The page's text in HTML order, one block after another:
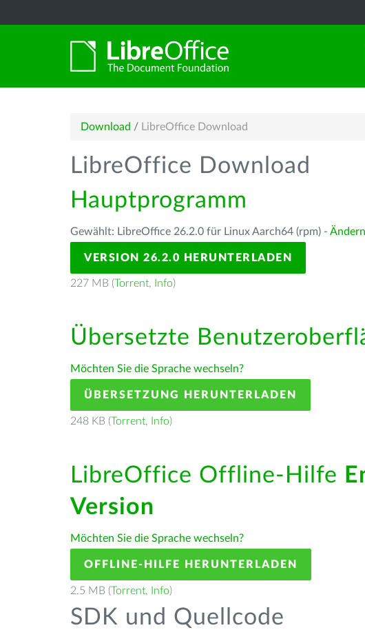
Download / LibreOffice Download
LibreOffice Download
Hauptprogramm
Gewählt: LibreOffice 26.2.0 für Linux Aarch64 (rpm) -
VERSION 26.2.0 HERUNTERLADEN
227 MB (Torrent, Info)
Übersetzte
Möchten Sie die Sprache wechseln?
ÜBERSETZUNG HERUNTERLADEN
248 KB (Torrent, Info)
LibreOffice Offline-Hilfe
Version
Möchten Sie die Sprache wechseln?
OFFLINE-HILFE HERUNTERLADEN
2.5 MB (Torrent, Info)
SDK und Quellcode